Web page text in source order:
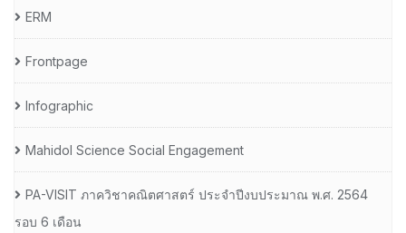
ERM
Frontpage
Infographic
Mahidol Science Social Engagement
PA-VISIT ภาควิชาคณิตศาสตร์ ประจำปีงบประมาณ พ.ศ. 2564
รอบ 6 เดือน